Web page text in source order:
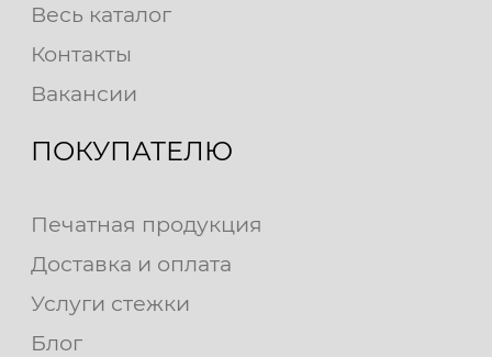
Весь каталог
Контакты
Вакансии
ПОКУПАТЕЛЮ
Печатная продукция
Доставка и оплата
Услуги стежки
Блог